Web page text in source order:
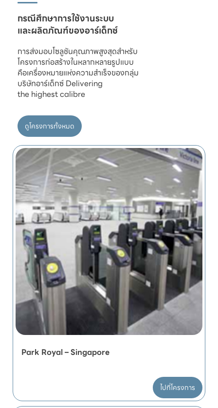
และผลิตภัณฑ์ของอาร์เด็กซ์
การส่งมอบโซลูชันคุณภาพสูงสุดสำหรับ
โครงการก่อสร้างในหลากหลายรูปแบบ
คือเครื่องหมายแห่งความสำเร็จของกลุ่ม
บริษัทอาร์เด็กซ์ Delivering
ดูโครงการทั้งหมด
Park Royal – Singapore
ไปที่โครงการ